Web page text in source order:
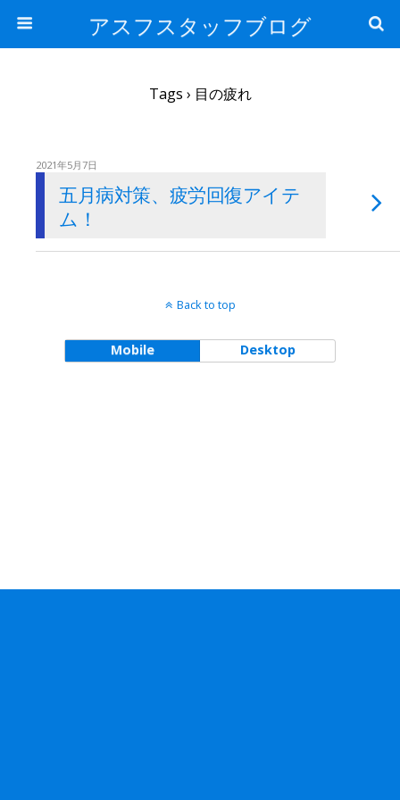
アスフスタッフブログ
Tags › 目の疲れ
2021年5月7日
五月病対策、疲労回復アイテ
ム！
Back to top
Mobile Desktop